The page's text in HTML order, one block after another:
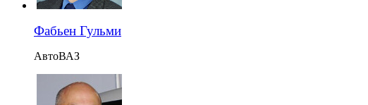
Фабьен Гульми
АвтоВАЗ